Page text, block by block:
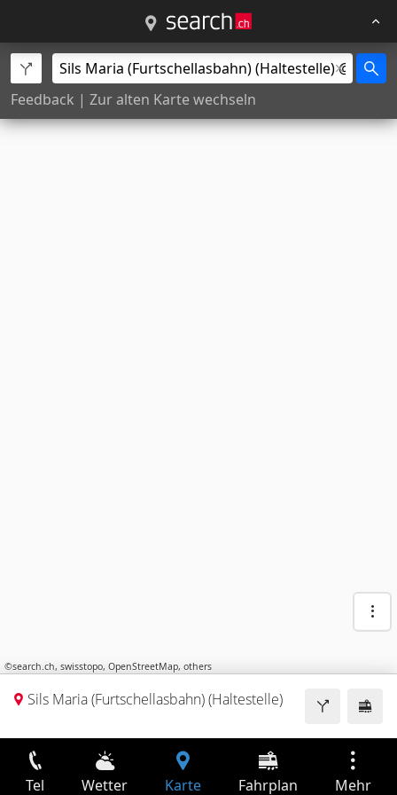
Feedback | Zur alten Karte wechseln
©search.ch, swisstopo, OpenStreetMap, others
Sils Maria (Furtschellasbahn) (Haltestelle)
Tel Wetter Karte Fahrplan Mehr